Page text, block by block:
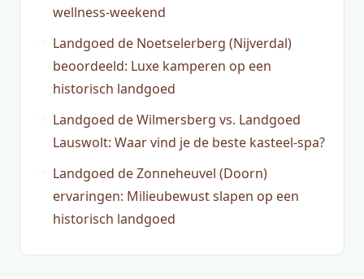
wellness-weekend
Landgoed de Noetselerberg (Nijverdal)
beoordeeld: Luxe kamperen op een
historisch landgoed
Landgoed de Wilmersberg vs. Landgoed
Lauswolt: Waar vind je de beste kasteel-spa?
Landgoed de Zonneheuvel (Doorn)
ervaringen: Milieubewust slapen op een
historisch landgoed